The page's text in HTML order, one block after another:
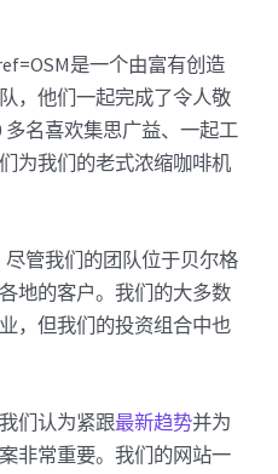
OSM是一个由富有创造
，他们一起完成了令人敬
多名喜欢集思广益、一起工
为我们的老式浓缩咖啡机
管我们的团队位于贝尔格
地的客户。我们的大多数
，但我们的投资组合中也
们认为紧跟最新趋势并为
非常重要。我们的网站一